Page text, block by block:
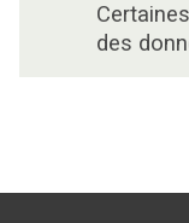
des